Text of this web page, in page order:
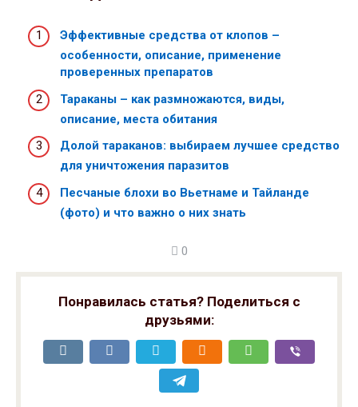
Эффективные средства от клопов –
особенности, описание, применение
проверенных препаратов
Тараканы – как размножаются, виды,
описание, места обитания
Долой тараканов: выбираем лучшее средство
для уничтожения паразитов
Песчаные блохи во Вьетнаме и Тайланде
(фото) и что важно о них знать
0
Понравилась статья? Поделиться с
друзьями: